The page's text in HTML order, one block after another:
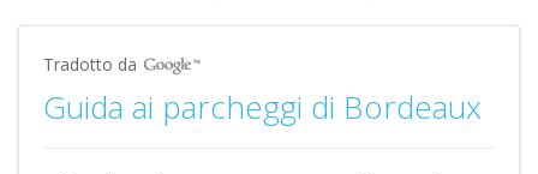
Tradotto da
Guida ai parcheggi di Bordeaux